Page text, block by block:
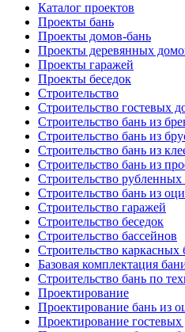
Каталог проектов
Проекты бань
Проекты домов-бань
Проекты деревянных
Проекты гаражей
Проекты беседок
Строительство
Строительство гостевых
Строительство бань из
Строительство бань из
Строительство бань из
Строительство бань из
Строительство рубленных
Строительство бань из
Строительство гаражей
Строительство беседок
Строительство бассейнов
Строительство каркасных
Базовая комплектация
Строительство бань по
Проектирование
Проектирование бань из
Проектирование гостевых